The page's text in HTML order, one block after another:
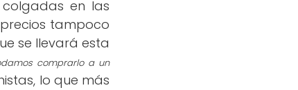
lgadas en las
tampoco
se llevará esta
comprarlo a un
, lo que más